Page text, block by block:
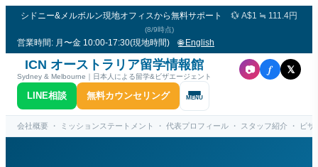
シドニー&メルボルン現地オフィスから無料サポート 💱 A$1 ≒ 111.4円
(8/9時点)
営業時間: 月〜金 10:00-17:30(現地時間)🌐 English
ICN オーストラリア留学情報館
Sydney & Melbourne｜日本人による留学&ビザエージェント
📷 f 𝕏
LINE相談 無料カウンセリング MENU
会社概要 ・ ミッションステートメント ・ 代表プロフィール ・ スタッフ紹介 ・ ビザ